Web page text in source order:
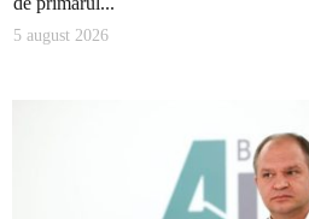
5 august 2026